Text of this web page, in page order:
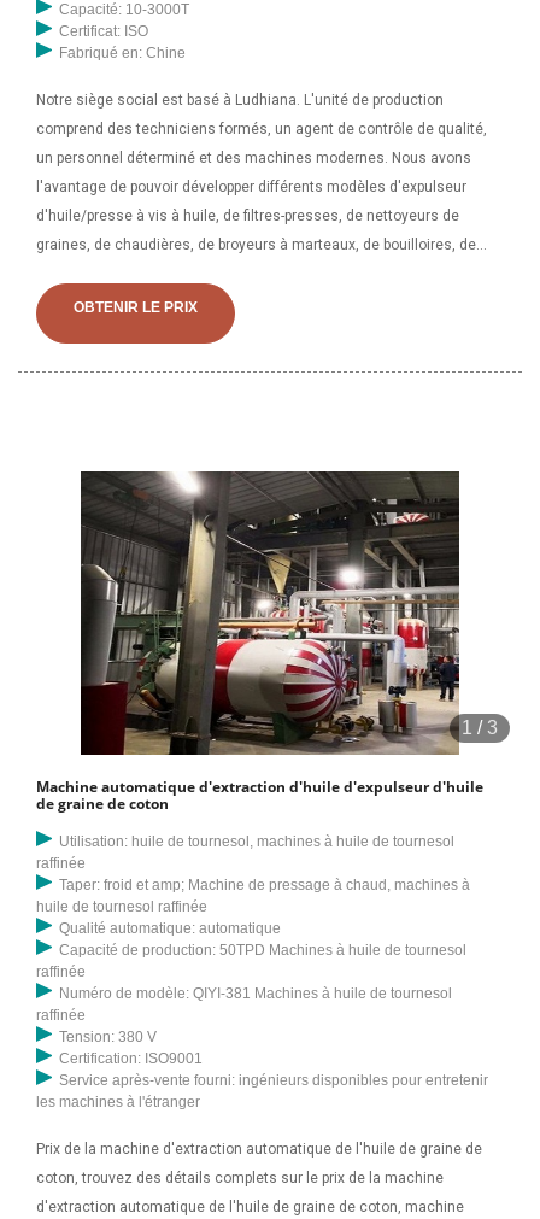
Capacité: 10-3000T
Certificat: ISO
Fabriqué en: Chine
Notre siège social est basé à Ludhiana. L'unité de production
comprend des techniciens formés, un agent de contrôle de qualité,
un personnel déterminé et des machines modernes. Nous avons
l'avantage de pouvoir développer différents modèles d'expulseur
d'huile/presse à vis à huile, de filtres-presses, de nettoyeurs de
graines, de chaudières, de broyeurs à marteaux, de bouilloires, de
principe de fonctionnement de la presse à huile à vis Machine. La
boîte de chauffage automatique, la pièce de chauffage et de
presse à vis
OBTENIR LE PRIX
1 /3
Machine automatique d'extraction d'huile d'expulseur d'huile
de graine de coton
Utilisation: huile de tournesol, machines à huile de tournesol
raffinée
Taper: froid et amp; Machine de pressage à chaud, machines à
huile de tournesol raffinée
Qualité automatique: automatique
Capacité de production: 50TPD Machines à huile de tournesol
raffinée
Numéro de modèle: QIYI-381 Machines à huile de tournesol
raffinée
Tension: 380 V
Certification: ISO9001
Service après-vente fourni: ingénieurs disponibles pour entretenir
les machines à l'étranger
Prix de la machine d'extraction automatique de l'huile de graine de
coton, trouvez des détails complets sur le prix de la machine
d'extraction automatique de l'huile de graine de coton, machine